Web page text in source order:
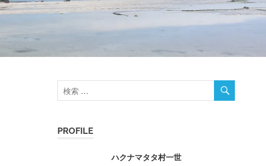
PROFILE
ハクナマタタ村一世